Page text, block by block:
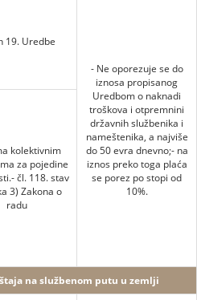
19. Uredbe
- Ne oporezuje se do
iznosa propisanog
Uredbom o naknadi
troškova i otpremnini
državnih službenika i
nameštenika, a najviše
do 50 evra dnevno;- na
iznos preko toga plaća
se porez po stopi od
10%.
kolektivnim
za pojedine
čl. 118. stav
3) Zakona o
radu
na službenom putu u zemlji